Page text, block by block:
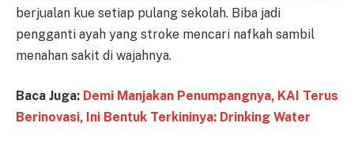
berjualan kue setiap pulang sekolah. Biba jadi
pengganti ayah yang stroke mencari nafkah sambil
menahan sakit di wajahnya.
Baca Juga: Demi Manjakan Penumpangnya, KAI Terus
Berinovasi, Ini Bentuk Terkininya: Drinking Water